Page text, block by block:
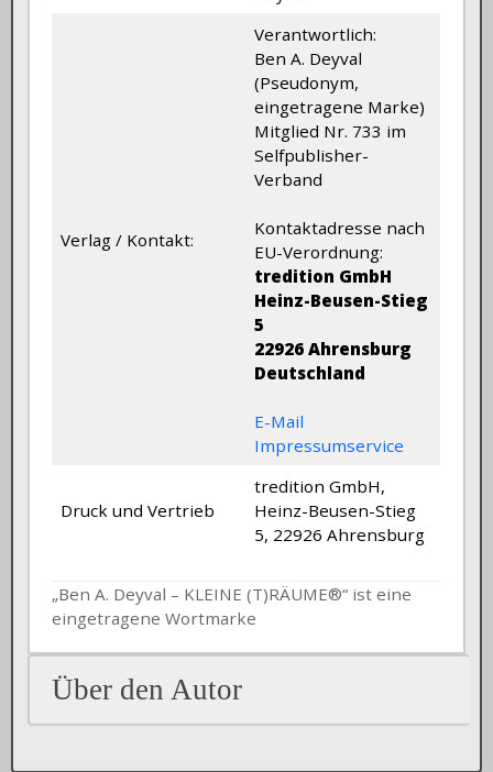
Verlag / Kontakt:
Verantwortlich:
Ben A. Deyval
(Pseudonym,
eingetragene Marke)
Mitglied Nr. 733 im
Selfpublisher-
Verband
Kontaktadresse nach
EU-Verordnung:
tredition GmbH
Heinz-Beusen-Stieg
5
22926 Ahrensburg
Deutschland
E-Mail
Impressumservice
Druck und Vertrieb
tredition GmbH,
Heinz-Beusen-Stieg
5, 22926 Ahrensburg
„Ben A. Deyval – KLEINE (T)RÄUME®“ ist eine
eingetragene Wortmarke
Über den Autor